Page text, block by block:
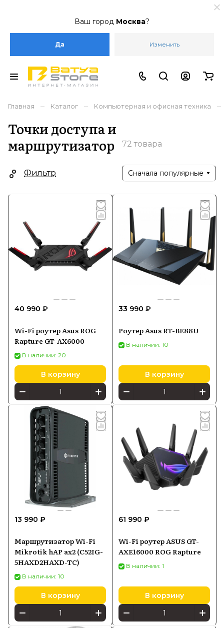
Ваш город Москва?
Да Изменить
Главная – Каталог – Компьютерная и офисная техника –
Точки доступа и
маршрутизатор
72 товара
Фильтр Сначала популярные
40 990 ₽
Wi-Fi роутер Asus ROG
Rapture GT-AX6000
В наличии: 20
В корзину
33 990 ₽
Роутер Asus RT-BE88U
В наличии: 10
В корзину
13 990 ₽
Маршрутизатор Wi-Fi
Mikrotik hAP ax2 (C52IG-
5HAXD2HAXD-TC)
В наличии: 10
В корзину
61 990 ₽
Wi-Fi роутер ASUS GT-
AXE16000 ROG Rapture
В наличии: 1
В корзину